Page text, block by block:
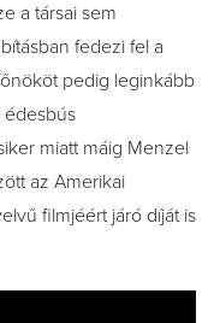
a társai sem
fedezi fel a
pedig leginkább
édesbús
miatt máig Menzel
az Amerikai
filmjéért járó díját is